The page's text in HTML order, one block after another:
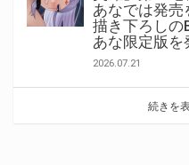
あなでは発売
描き下ろしの
あな限定版を
2026.07.21
続きを